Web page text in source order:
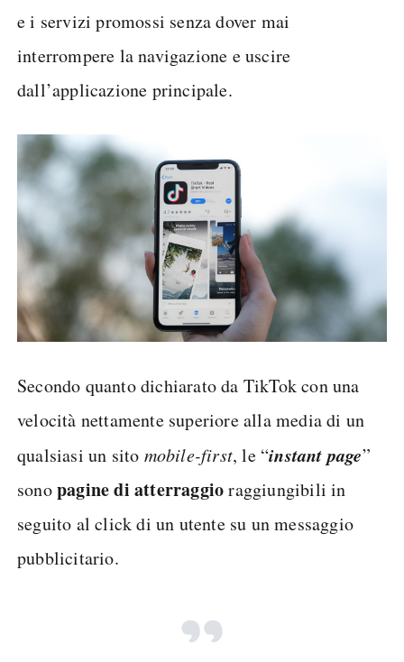
e i servizi promossi senza dover mai
interrompere la navigazione e uscire
dall’applicazione principale.
Secondo quanto dichiarato da TikTok con una
velocità nettamente superiore alla media di un
qualsiasi un sito mobile-first, le “instant page”
sonopagine di atterraggioraggiungibili in
seguito al click di un utente su un messaggio
pubblicitario.